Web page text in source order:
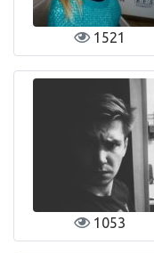
1521
1053